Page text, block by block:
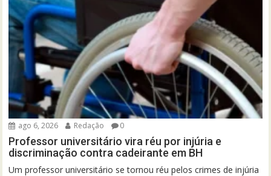
ago 6, 2026 Redação 0
Professor universitário vira réu por injúria e
discriminação contra cadeirante em BH
Um professor universitário se tornou réu pelos crimes de injúria